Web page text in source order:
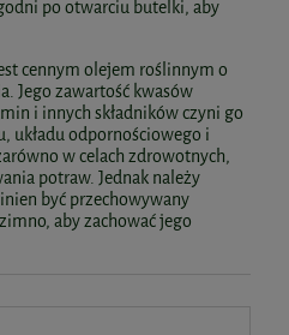
po otwarciu butelki, aby
cennym olejem roślinnym o
Jego zawartość kwasów
i innych składników czyni go
układu odpornościowego i
w celach zdrowotnych,
potraw. Jednak należy
być przechowywany
aby zachować jego